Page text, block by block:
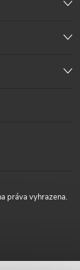
práva vyhrazena.